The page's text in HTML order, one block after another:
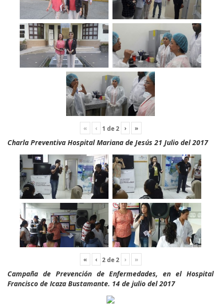
« ‹ 1 de2 › »
Charla Preventiva Hospital Mariana de Jesús 21 Julio del 2017
« ‹ 2de2 › »
Campaña de Prevención de Enfermedades, en el Hospital
Francisco de Icaza Bustamante. 14 de julio del 2017